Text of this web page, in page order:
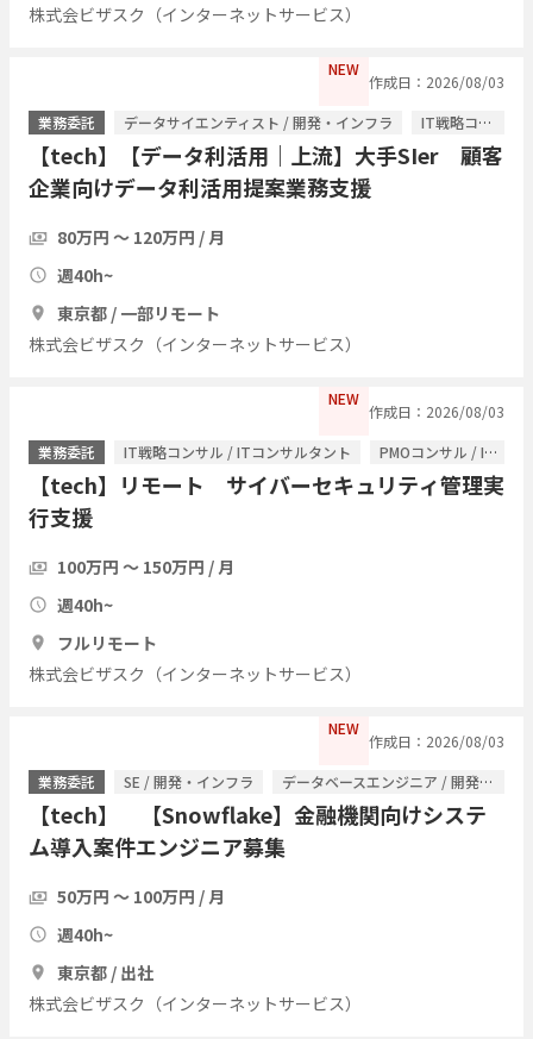
株式会ビザスク（インターネットサービス）
NEW
作成日：2026/08/03
業務委託
データサイエンティスト / 開発・インフラ IT戦略コンサル / ITコンサルタント
【tech】【データ利活用｜上流】大手SIer 顧客
企業向けデータ利活用提案業務支援
80万円 〜 120万円 / 月
週40h~
東京都 / 一部リモート
株式会ビザスク（インターネットサービス）
NEW
作成日：2026/08/03
業務委託
IT戦略コンサル / ITコンサルタント PMOコンサル / ITコンサルタント
【tech】リモート サイバーセキュリティ管理実
行支援
100万円 〜 150万円 / 月
週40h~
フルリモート
株式会ビザスク（インターネットサービス）
NEW
作成日：2026/08/03
業務委託
SE / 開発・インフラ データベースエンジニア / 開発・インフラ
【tech】 【Snowflake】金融機関向けシステ
ム導入案件エンジニア募集
50万円 〜 100万円 / 月
週40h~
東京都 / 出社
株式会ビザスク（インターネットサービス）